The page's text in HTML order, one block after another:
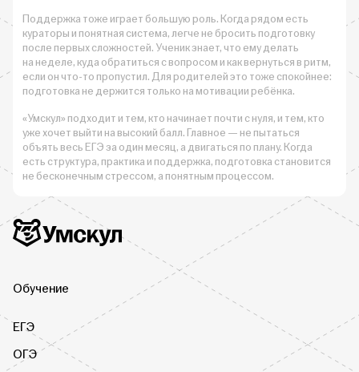
Поддержка тоже играет большую роль. Когда рядом есть
кураторы и понятная система, легче не бросить подготовку
после первых сложностей. Ученик знает, что ему делать
на неделе, куда обратиться с вопросом и как вернуться в ритм,
если он что-то пропустил. Для родителей это тоже спокойнее:
подготовка не держится только на мотивации ребёнка.
«Умскул» подходит и тем, кто начинает почти с нуля, и тем, кто
уже хочет выйти на высокий балл. Главное — не пытаться
объять весь ЕГЭ за один месяц, а двигаться по плану. Когда
есть структура, практика и поддержка, подготовка становится
не бесконечным стрессом, а понятным процессом.
Дополнительная информация
Умскул
Обучение
ЕГЭ
ОГЭ